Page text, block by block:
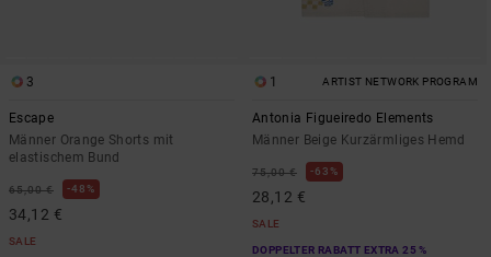
3
Escape
Männer Orange Shorts mit
elastischem Bund
65,00 € 48%
34,12 €
SALE
1 ARTIST NETWORK PROGRAM
Antonia Figueiredo Elements
Männer Beige Kurzärmliges Hemd
75,00 € 63%
28,12 €
SALE
DOPPELTER RABATT EXTRA 25 %